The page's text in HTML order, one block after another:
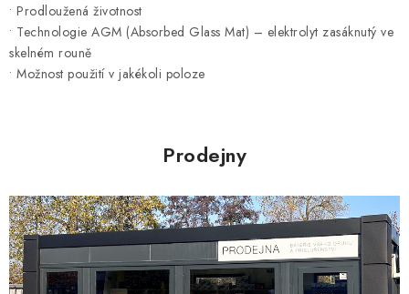
• Prodloužená životnost
• Technologie AGM (Absorbed Glass Mat) – elektrolyt zasáknutý ve
skelném rouně
• Možnost použití v jakékoli poloze
Prodejny